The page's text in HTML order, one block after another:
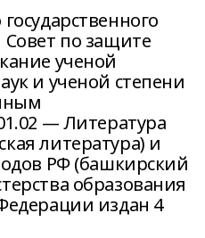
Совет по защите
ученой
и ученой степени
— Литература
литература) и
РФ (башкирский
образования
издан 4